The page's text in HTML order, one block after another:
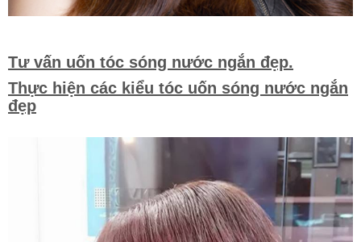
Tư vấn uốn tóc sóng nước ngắn đẹp.
Thực hiện các kiểu tóc uốn sóng nước ngắn
đẹp